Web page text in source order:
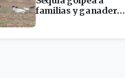
familias y ganaderos